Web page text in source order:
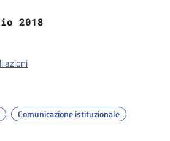
2018
azioni
Comunicazione istituzionale